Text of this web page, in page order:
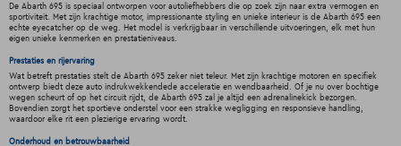
De Abarth 695 is speciaal ontworpen voor autoliefhebbers die op zoek zijn naar extra vermogen en
sportiviteit. Met zijn krachtige motor, impressionante styling en unieke interieur is de Abarth 695 een
echte eyecatcher op de weg. Het model is verkrijgbaar in verschillende uitvoeringen, elk met hun
eigen unieke kenmerken en prestatieniveaus.
Prestaties en rijervaring
Wat betreft prestaties stelt de Abarth 695 zeker niet teleur. Met zijn krachtige motoren en specifiek
ontwerp biedt deze auto indrukwekkendede acceleratie en wendbaarheid. Of je nu over bochtige
wegen scheurt of op het circuit rijdt, de Abarth 695 zal je altijd een adrenalinekick bezorgen.
Bovendien zorgt het sportieve onderstel voor een strakke wegligging en responsieve handling,
waardoor elke rit een plezierige ervaring wordt.
Onderhoud en betrouwbaarheid